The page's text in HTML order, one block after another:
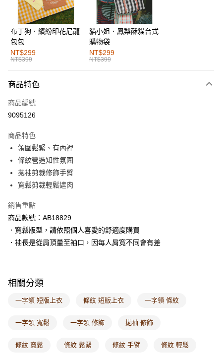
街口支付
運送方式
全家取貨付款
每筆NT$60，滿NT$1,000(含以上)免運費
付款後全家取貨
萊爾富取貨付款
付款後萊爾富取貨
每筆NT$60，滿NT$1,000(含以上)免運費
7-11取貨付款
每筆NT$60，滿NT$1,000(含以上)免運費
付款後7-11取貨
每筆NT$60，滿NT$1,000(含以上)免運費
宅配
每筆NT$60，滿NT$1,000(含以上)免運費
海外配送-港/澳/新/馬/泰國專屬
海外配送-其他亞洲地區
布丁狗．繽紛印花尼龍
包包
NT$299
NT$399
貓小姐．鳳梨酥貓台式
購物袋
NT$299
NT$399
商品特色
商品編號
9095126
商品特色
領圍鬆緊、有內裡
條紋營造知性氛圍
拋袖剪裁修飾手臂
寬鬆剪裁輕鬆遮肉
銷售重點
商品款號：AB18829
．寬鬆版型，請依照個人喜愛的舒適度購買
．袖長是從肩頂量至袖口，因每人肩寬不同會有差
相關分類
一字領 短版上衣 條紋 短版上衣 一字領 條紋
一字領 寬鬆 一字領 修飾 拋袖 修飾
條紋 寬鬆 條紋 鬆緊 條紋 手臂 條紋 輕鬆